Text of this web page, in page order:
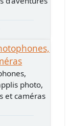
photo,
et caméras